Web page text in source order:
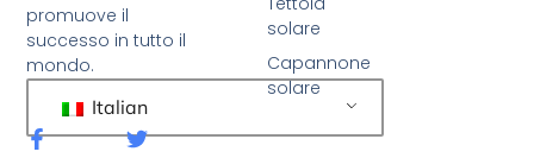
promuove il
successo in tutto il
mondo.
Italian
F C
solare
Capannone
solare